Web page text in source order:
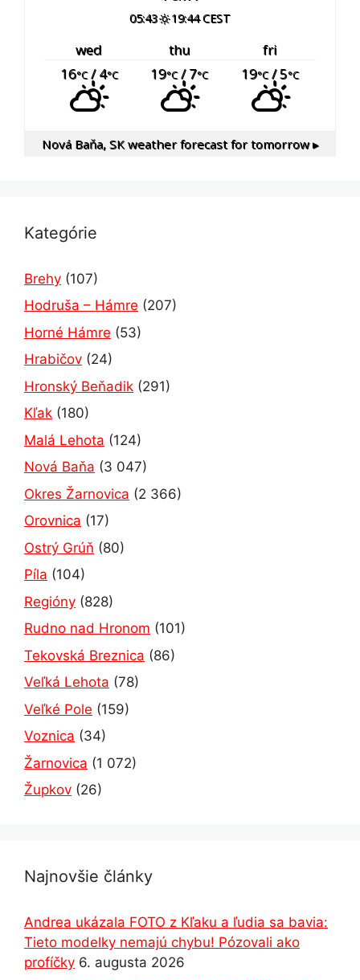
05:43 19:44 CEST
wed thu
fri
16°C/ 4°C 19°C/ 7°C 19°C/ 5°C
Nová Baňa, SKweather forecast for tomorrow ▸
Kategórie
Brehy (107)
Hodruša – Hámre (207)
Horné Hámre (53)
Hrabičov (24)
Hronský Beňadik (291)
Kľak (180)
Malá Lehota (124)
Nová Baňa (3 047)
Okres Žarnovica (2 366)
Orovnica (17)
Ostrý Grúň (80)
Píla (104)
Regióny (828)
Rudno nad Hronom (101)
Tekovská Breznica (86)
Veľká Lehota (78)
Veľké Pole (159)
Voznica (34)
Žarnovica (1 072)
Župkov (26)
Najnovšie články
Andrea ukázala FOTO z Kľaku a ľudia sa bavia:
Tieto modelky nemajú chybu! Pózovali ako
profíčky 6. augusta 2026